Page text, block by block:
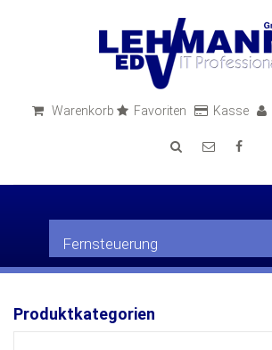
Warenkorb Favoriten Kasse
Fernsteuerung
Produktkategorien